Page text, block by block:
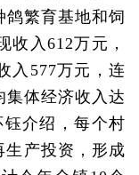
鸽繁育基地和饲
收入612万元，
入577万元，连
集体经济收入达
介绍，每个村
生产投资，形成